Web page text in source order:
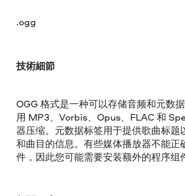
.ogg
技術細節
OGG 格式是一种可以存储音频和元数
用 MP3、Vorbis、Opus、FLAC 和
器压缩。元数据标签用于提供歌曲标题
和曲目的信息。有些媒体播放器不能正
件，因此您可能需要安装额外的程序组